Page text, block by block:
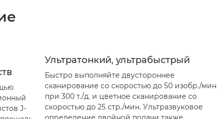
J-
Ультратонкий, ультрабыстрый
Быстро выполняйте двустороннее
сканирование со скоростью до 50 изобр./мин
при 300 т./д. и цветное сканирование со
скоростью до 25 стр./мин. Ультразвуковое